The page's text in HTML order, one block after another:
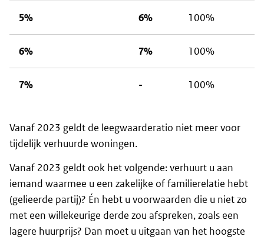
5% 6% 100%
6% 7% 100%
7% - 100%
Vanaf 2023 geldt de leegwaarderatio niet meer voor
tijdelijk verhuurde woningen.
Vanaf 2023 geldt ook het volgende: verhuurt u aan
iemand waarmee u een zakelijke of familierelatie hebt
(gelieerde partij)? Én hebt u voorwaarden die u niet zo
met een willekeurige derde zou afspreken, zoals een
lagere huurprijs? Dan moet u uitgaan van het hoogste